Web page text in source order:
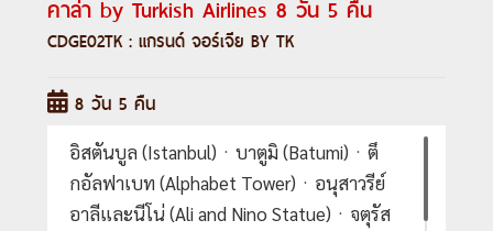
คาล่า by Turkish Airlines 8 วัน 5 คืน
CDGE02TK : แกรนด์ จอร์เจีย BY TK
8 วัน 5 คืน
อิสตันบูล (Istanbul)ㆍบาตูมิ (Batumi)ㆍตึ
กอัลฟาเบท (Alphabet Tower)ㆍอนุสาวรีย์
อาลีและนีโน่ (Ali and Nino Statue)ㆍจตุรัส